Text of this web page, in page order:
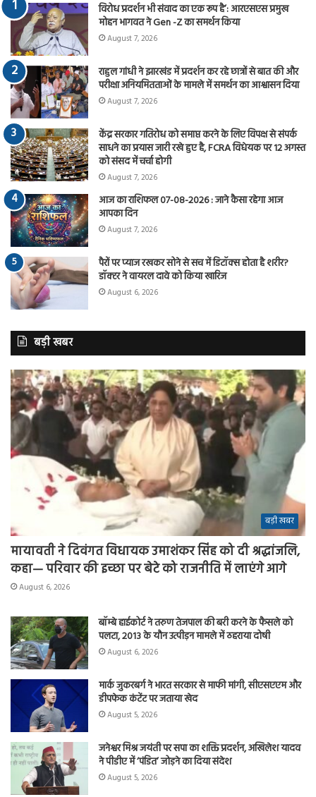
विरोध प्रदर्शन भी संवाद का एक रूप है’: आरएसएस प्रमुख
मोहन भागवत ने Gen -Z का समर्थन किया
August 7, 2026
राहुल गांधी ने झारखंड में प्रदर्शन कर रहे छात्रों से बात की और
परीक्षा अनियमितताओं के मामले में समर्थन का आश्वासन दिया
August 7, 2026
केंद्र सरकार गतिरोध को समाप्त करने के लिए विपक्ष से संपर्क
साधने का प्रयास जारी रखे हुए है, FCRA विधेयक पर 12 अगस्त
को संसद में चर्चा होगी
August 7, 2026
आज का राशिफल 07-08-2026 : जाने कैसा रहेगा आज
आपका दिन
August 7, 2026
पैरों पर प्याज रखकर सोने से सच में डिटॉक्स होता है शरीर?
डॉक्टर ने वायरल दावे को किया खारिज
August 6, 2026
बड़ी खबर
बड़ी खबर
मायावती ने दिवंगत विधायक उमाशंकर सिंह को दी श्रद्धांजलि,
कहा— परिवार की इच्छा पर बेटे को राजनीति में लाएंगे आगे
August 6, 2026
बॉम्बे हाईकोर्ट ने तरुण तेजपाल की बरी करने के फैसले को
पलटा, 2013 के यौन उत्पीड़न मामले में ठहराया दोषी
August 6, 2026
मार्क जुकरबर्ग ने भारत सरकार से माफी मांगी, सीएसएएम और
डीपफेक कंटेंट पर जताया खेद
August 5, 2026
जनेश्वर मिश्र जयंती पर सपा का शक्ति प्रदर्शन, अखिलेश यादव
ने पीडीए में ‘पंडित’ जोड़ने का दिया संदेश
August 5, 2026